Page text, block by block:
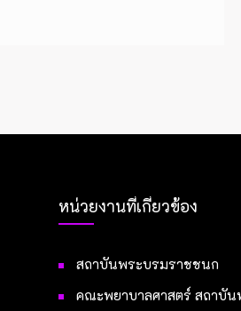
หน่วยงานที่เกี่ยวข้อง
สถาบันพระบรมราชชนก
คณะพยาบาลศาสตร์ สถาบั